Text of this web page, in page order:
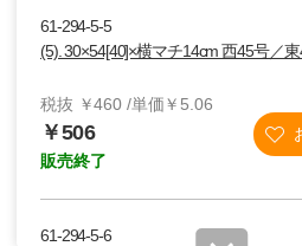
61-294-5-5
(5). 30×54[40]×横マチ14cm 西45号／
税抜 ￥460 /単価￥5.06
￥506
販売終了
61-294-5-6